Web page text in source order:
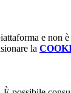
e non
la